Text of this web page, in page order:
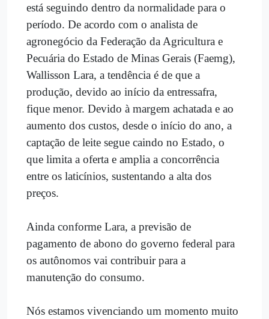
está seguindo dentro da normalidade para o
período. De acordo com o analista de
agronegócio da Federação da Agricultura e
Pecuária do Estado de Minas Gerais (Faemg),
Wallisson Lara, a tendência é de que a
produção, devido ao início da entressafra,
fique menor. Devido à margem achatada e ao
aumento dos custos, desde o início do ano, a
captação de leite segue caindo no Estado, o
que limita a oferta e amplia a concorrência
entre os laticínios, sustentando a alta dos
preços.
Ainda conforme Lara, a previsão de
pagamento de abono do governo federal para
os autônomos vai contribuir para a
manutenção do consumo.
Nós estamos vivenciando um momento muito